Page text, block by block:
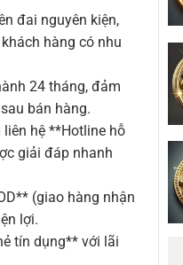
đai nguyên kiện,
hàng có nhu
24 tháng, đảm
bán hàng.
hệ **Hotline hỗ
giải đáp nhanh
(giao hàng nhận
lợi.
tín dụng** với lãi